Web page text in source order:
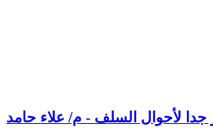
لأحوال السلف - م/ علاء حامد